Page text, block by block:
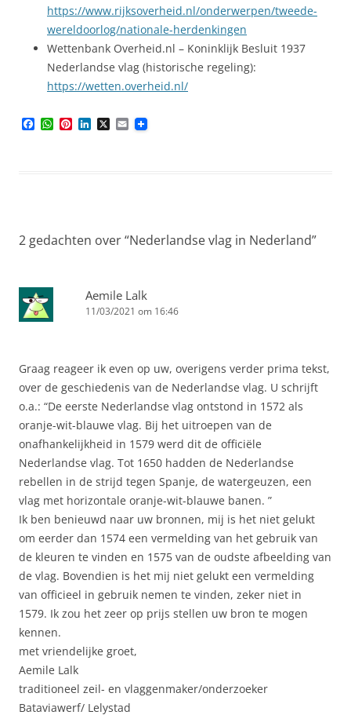
https://www.rijksoverheid.nl/onderwerpen/tweede-
wereldoorlog/nationale-herdenkingen
Wettenbank Overheid.nl – Koninklijk Besluit 1937
Nederlandse vlag (historische regeling):
https://wetten.overheid.nl/
W P X E
m
2 gedachten over “Nederlandse vlag in Nederland”
Aemile Lalk
11/03/2021 om 16:46
Graag reageer ik even op uw, overigens verder prima tekst,
over de geschiedenis van de Nederlandse vlag. U schrijft
o.a.: “De eerste Nederlandse vlag ontstond in 1572 als
oranje-wit-blauwe vlag. Bij het uitroepen van de
onafhankelijkheid in 1579 werd dit de officiële
Nederlandse vlag. Tot 1650 hadden de Nederlandse
rebellen in de strijd tegen Spanje, de watergeuzen, een
vlag met horizontale oranje-wit-blauwe banen. ”
Ik ben benieuwd naar uw bronnen, mij is het niet gelukt
om eerder dan 1574 een vermelding van het gebruik van
de kleuren te vinden en 1575 van de oudste afbeelding van
de vlag. Bovendien is het mij niet gelukt een vermelding
van officieel in gebruik nemen te vinden, zeker niet in
1579. Ik zou het zeer op prijs stellen uw bron te mogen
kennen.
met vriendelijke groet,
Aemile Lalk
traditioneel zeil- en vlaggenmaker/onderzoeker
Bataviawerf/ Lelystad